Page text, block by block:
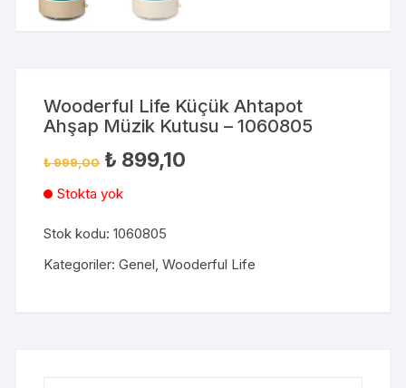
Wooderful Life Küçük Ahtapot
Ahşap Müzik Kutusu – 1060805
₺999,00 ₺ 899,10
Stokta yok
Stok kodu:1060805
Kategoriler:Genel ,Wooderful Life